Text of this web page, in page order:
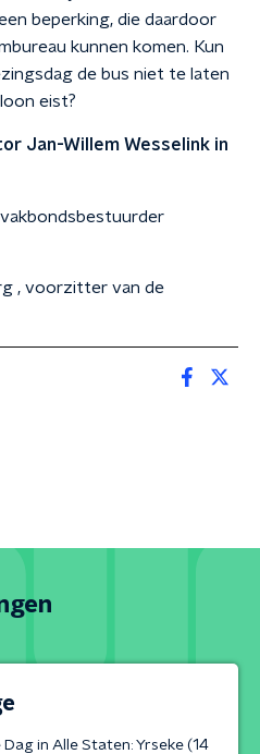
beperking, die daardoor
kunnen komen. Kun
de bus niet te laten
eist?
Jan-Willem Wesselink in
vakbondsbestuurder
, voorzitter van de
Dag in Alle Staten: Yrseke (14